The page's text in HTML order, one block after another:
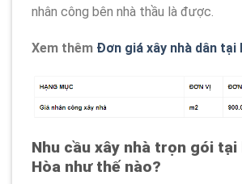
nhân công bên nhà thầu là được.
Xem thêm Đơn giá xây nhà dân tại
Nhu cầu xây nhà trọn gói tại
Hòa như thế nào?